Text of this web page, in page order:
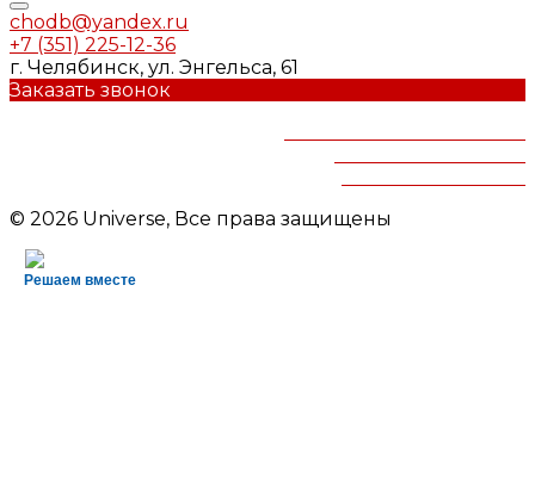
chodb@yandex.ru
+7 (351) 225-12-36
г. Челябинск, ул. Энгельса, 61
Заказать звонок
© 2026 Universe, Все права защищены
Решаем вместе